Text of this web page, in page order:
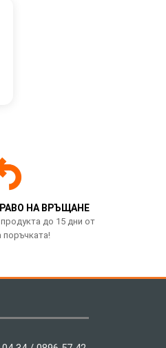
НА ВРЪЩАНЕ
до 15 дни от
поръчката!